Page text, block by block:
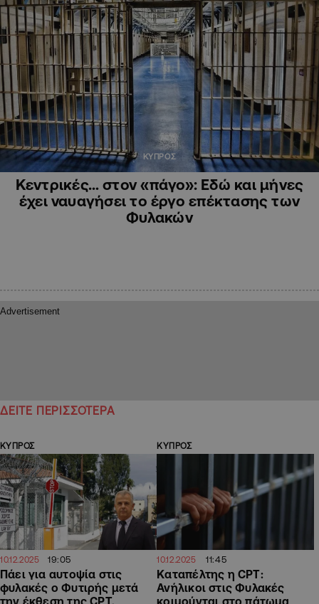
ΚΥΠΡΟΣ
Κεντρικές… στον «πάγο»: Εδώ και μήνες
έχει ναυαγήσει το έργο επέκτασης των
Φυλακών
ΔΕΙΤΕ ΠΕΡΙΣΣΟΤΕΡΑ
ΚΥΠΡΟΣ
10.12.2025 19:05
Πάει για αυτοψία στις
φυλακές ο Φυτιρής μετά
την έκθεση της CPT,
ΚΥΠΡΟΣ
10.12.2025 11:45
Καταπέλτης η CPT:
Ανήλικοι στις Φυλακές
κοιμούνται στο πάτωμα